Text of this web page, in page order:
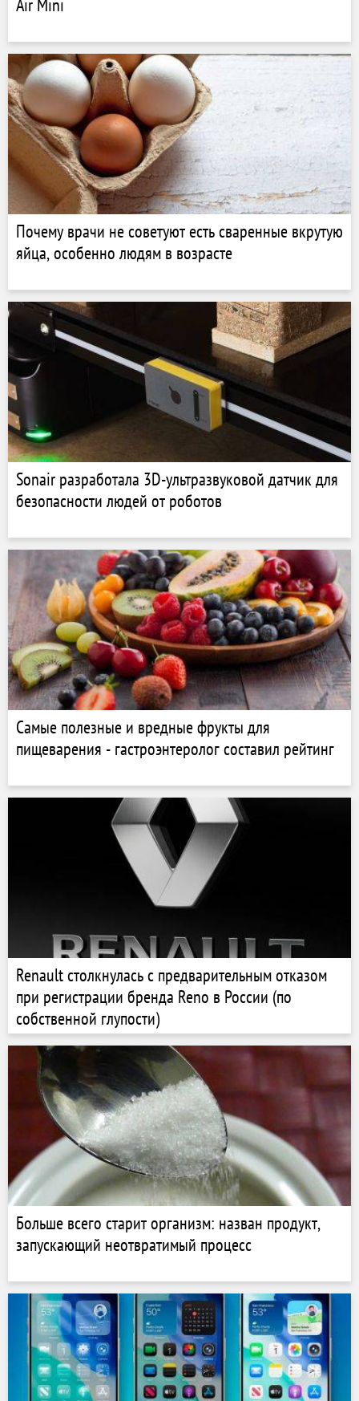
Air Mini
Почему врачи не советуют есть сваренные вкрутую
яйца, особенно людям в возрасте
Sonair разработала 3D-ультразвуковой датчик для
безопасности людей от роботов
Самые полезные и вредные фрукты для
пищеварения - гастроэнтеролог составил рейтинг
Renault столкнулась с предварительным отказом
при регистрации бренда Reno в России (по
собственной глупости)
Больше всего старит организм: назван продукт,
запускающий неотвратимый процесс